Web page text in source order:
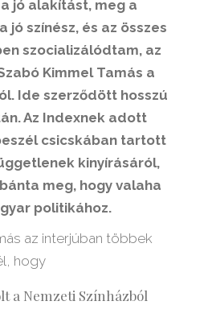
jó alakítást, meg a
jó színész, és az összes
szocializálódtam, az
Kimmel Tamás a
Ide szerződött hosszú
Az Indexnek adott
csicskában tartott
kinyírásáról,
meg, hogy valaha
politikához.
az interjúban többek
hogy
a Nemzeti Színházból